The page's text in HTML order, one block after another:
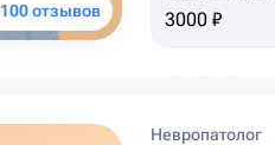
100 отзывов 3000 ₽
Невропатолог